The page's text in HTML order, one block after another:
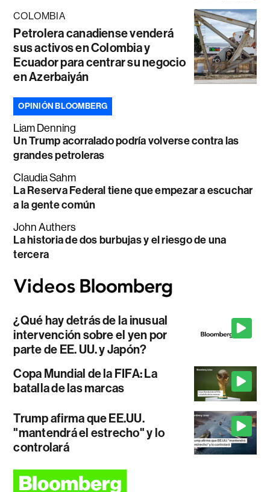
COLOMBIA
Petrolera canadiense venderá
sus activos en Colombia y
Ecuador para centrar su negocio
en Azerbaiyán
OPINIÓN BLOOMBERG
Liam Denning
Un Trump acorralado podría volverse contra las
grandes petroleras
Claudia Sahm
La Reserva Federal tiene que empezar a escuchar
a la gente común
John Authers
La historia de dos burbujas y el riesgo de una
tercera
¿Qué hay detrás de la inusual
intervención sobre el yen por
parte de EE. UU. y Japón?
Copa Mundial de la FIFA: La
batalla de las marcas
Trump afirma que EE.UU.
"mantendrá el estrecho" y lo
controlará